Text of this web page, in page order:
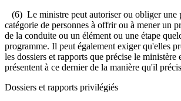
(6) Le ministre peut autoriser ou obliger une
catégorie de personnes à offrir ou à mener un
de la conduite ou un élément ou une étape
programme. Il peut également exiger qu'elles
les dossiers et rapports que précise le ministère
présentent à ce dernier de la manière qu'il
Dossiers et rapports privilégiés